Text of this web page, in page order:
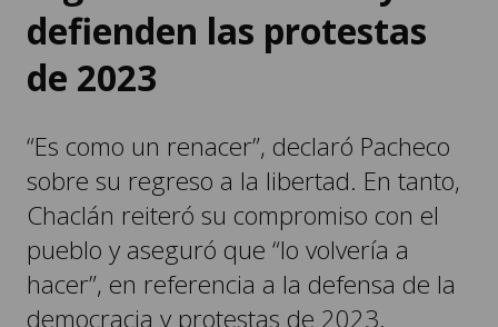
de 2023
“Es como un renacer”, declaró Pacheco
Chaclán reiteró su compromiso con el
pueblo y aseguró que “lo volvería a
hacer”, en referencia a la defensa de la
democracia y protestas de 2023.